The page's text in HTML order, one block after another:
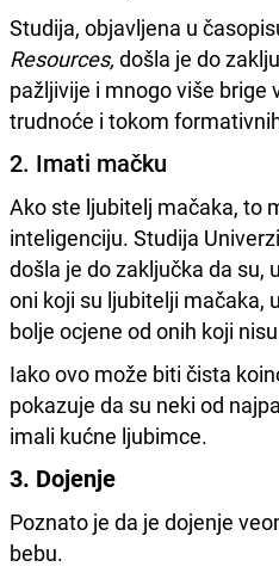
Studija, objavljena u
Resources, došla je do
pažljivije i mnogo više brige
trudnoće i tokom
2. Imati mačku
Ako ste ljubitelj mačaka, to
inteligenciju. Studija
došla je do zaključka da su,
oni koji su ljubitelji mačaka,
bolje ocjene od onih koji
Iako ovo može biti čista
pokazuje da su neki od
imali kućne ljubimce.
3. Dojenje
Poznato je da je dojenje
bebu.